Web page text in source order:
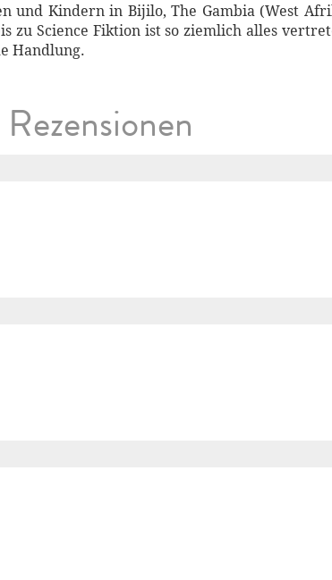
und Kindern in Bijilo, The Gambia (West
zu Science Fiktion ist so ziemlich alles
Handlung.
Rezensionen